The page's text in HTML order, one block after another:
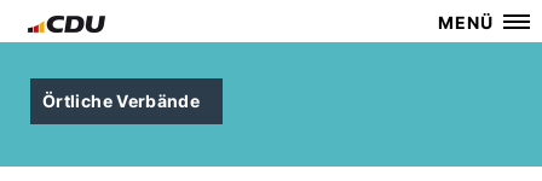
MENÜ
Örtliche Verbände